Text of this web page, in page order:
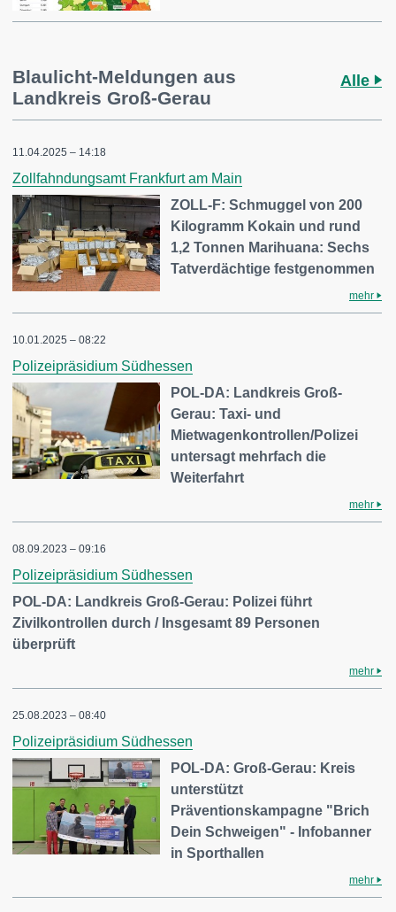
Blaulicht-Meldungen aus
Landkreis Groß-Gerau
Alle
11.04.2025 – 14:18
Zollfahndungsamt Frankfurt am Main
ZOLL-F: Schmuggel von 200
Kilogramm Kokain und rund
1,2 Tonnen Marihuana: Sechs
Tatverdächtige festgenommen
mehr
10.01.2025 – 08:22
Polizeipräsidium Südhessen
POL-DA: Landkreis Groß-
Gerau: Taxi- und
Mietwagenkontrollen/Polizei
untersagt mehrfach die
Weiterfahrt
mehr
08.09.2023 – 09:16
Polizeipräsidium Südhessen
POL-DA: Landkreis Groß-Gerau: Polizei führt
Zivilkontrollen durch / Insgesamt 89 Personen
überprüft
mehr
25.08.2023 – 08:40
Polizeipräsidium Südhessen
POL-DA: Groß-Gerau: Kreis
unterstützt
Präventionskampagne "Brich
Dein Schweigen" - Infobanner
in Sporthallen
mehr